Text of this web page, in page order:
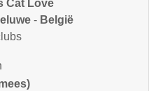
Cat Love
- België